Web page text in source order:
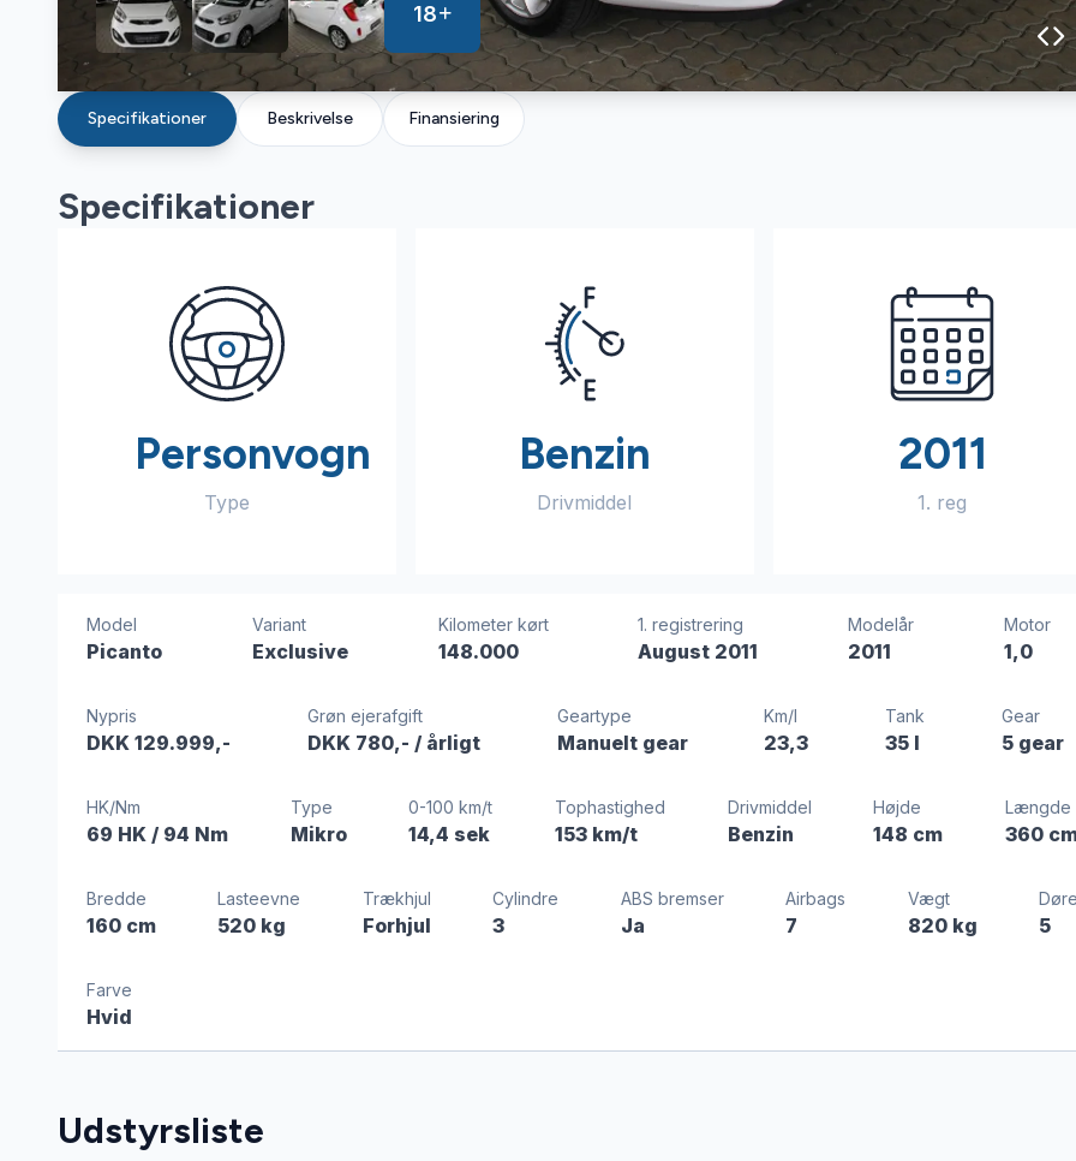
18
Specifikationer Beskrivelse Finansiering
Specifikationer
Personvogn
Type
Benzin
Drivmiddel
2011
1. reg
Model
Picanto
Variant
Exclusive
Kilometer kørt
148.000
1. registrering
August 2011
Modelår
2011
Motor
1,0
Nypris
DKK 129.999,-
Grøn ejerafgift
DKK 780,- / årligt
Geartype
Manuelt gear
Km/l
23,3
Tank
35 l
Gear
5 gear
HK/Nm
69 HK / 94 Nm
Type
Mikro
0-100 km/t
14,4 sek
Tophastighed
153 km/t
Drivmiddel
Benzin
Højde
148 cm
Længde
360
Bredde
160 cm
Lasteevne
520 kg
Trækhjul
Forhjul
Cylindre
3
ABS bremser
Ja
Airbags
7
Vægt
820 kg 5
Farve
Hvid
Udstyrsliste